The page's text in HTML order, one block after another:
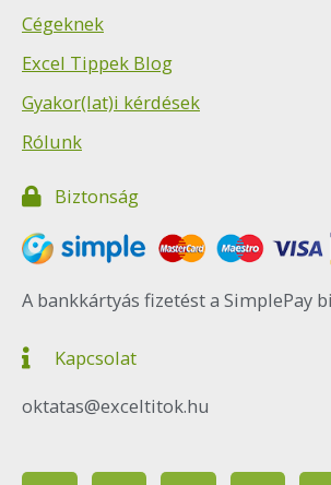
Cégeknek
Excel Tippek Blog
Gyakor(lat)i kérdések
Rólunk
Biztonság
A bankkártyás fizetést a SimplePay
Kapcsolat
oktatas@exceltitok.hu